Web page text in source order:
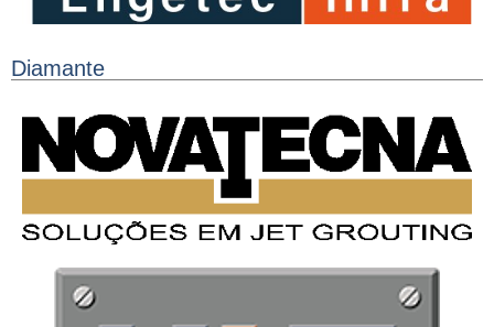
Diamante